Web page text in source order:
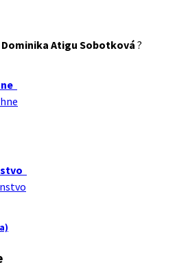
Dominika Atigu Sobotková ?